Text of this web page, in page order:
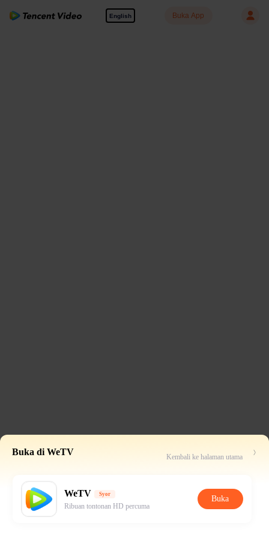
English Buka App
Buka di WeTV Kembali ke halaman utama
WeTV Syor
Ribuan tontonan HD percuma
Buka